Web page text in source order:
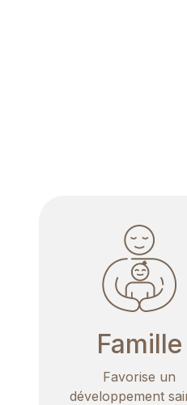
Famille
Favorise un
développement